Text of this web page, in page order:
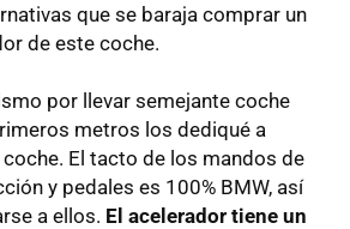
que se baraja comprar un
de este coche.
por llevar semejante coche
metros los dediqué a
El tacto de los mandos de
y pedales es 100% BMW, así
a ellos. El acelerador tiene un